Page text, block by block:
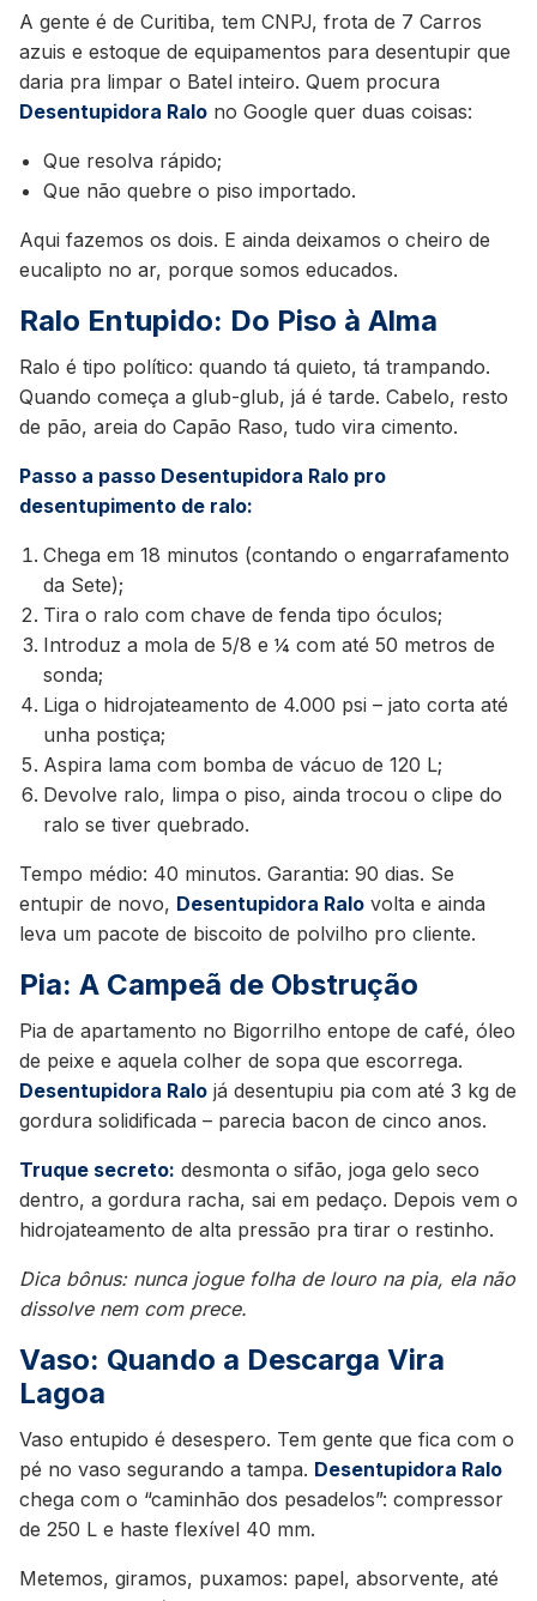
A gente é de Curitiba, tem CNPJ, frota de 7 Carros
azuis e estoque de equipamentos para desentupir que
daria pra limpar o Batel inteiro. Quem procura
Desentupidora Ralo no Google quer duas coisas:
Que resolva rápido;
Que não quebre o piso importado.
Aqui fazemos os dois. E ainda deixamos o cheiro de
eucalipto no ar, porque somos educados.
Ralo Entupido: Do Piso à Alma
Ralo é tipo político: quando tá quieto, tá trampando.
Quando começa a glub-glub, já é tarde. Cabelo, resto
de pão, areia do Capão Raso, tudo vira cimento.
Passo a passo Desentupidora Ralo pro
desentupimento de ralo:
Chega em 18 minutos (contando o engarrafamento
da Sete);
Tira o ralo com chave de fenda tipo óculos;
Introduz a mola de 5/8 e ¼ com até 50 metros de
sonda;
Liga o hidrojateamento de 4.000 psi – jato corta até
unha postiça;
Aspira lama com bomba de vácuo de 120 L;
Devolve ralo, limpa o piso, ainda trocou o clipe do
ralo se tiver quebrado.
Tempo médio: 40 minutos. Garantia: 90 dias. Se
entupir de novo, Desentupidora Ralo volta e ainda
leva um pacote de biscoito de polvilho pro cliente.
Pia: A Campeã de Obstrução
Pia de apartamento no Bigorrilho entope de café, óleo
de peixe e aquela colher de sopa que escorrega.
Desentupidora Ralo já desentupiu pia com até 3 kg de
gordura solidificada – parecia bacon de cinco anos.
Truque secreto: desmonta o sifão, joga gelo seco
dentro, a gordura racha, sai em pedaço. Depois vem o
hidrojateamento de alta pressão pra tirar o restinho.
Dica bônus: nunca jogue folha de louro na pia, ela não
dissolve nem com prece.
Vaso: Quando a Descarga Vira
Lagoa
Vaso entupido é desespero. Tem gente que fica com o
pé no vaso segurando a tampa. Desentupidora Ralo
chega com o “caminhão dos pesadelos”: compressor
de 250 L e haste flexível 40 mm.
Metemos, giramos, puxamos: papel, absorvente, até